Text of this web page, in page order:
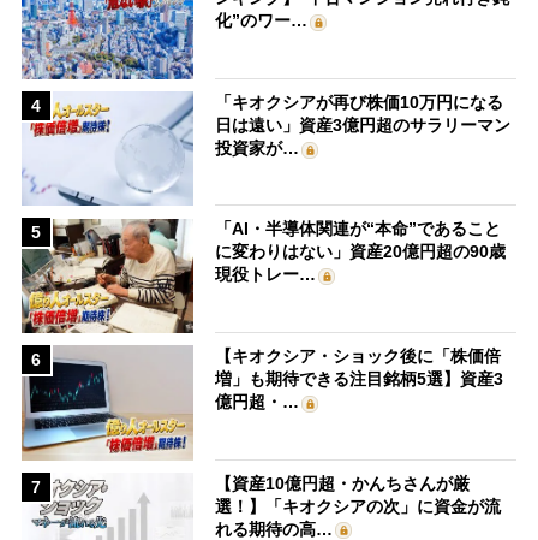
化”のワー…
4
「キオクシアが再び株価10万円になる
日は遠い」資産3億円超のサラリーマン
投資家が…
5
「AI・半導体関連が“本命”であること
に変わりはない」資産20億円超の90歳
現役トレー…
6
【キオクシア・ショック後に「株価倍
増」も期待できる注目銘柄5選】資産3
億円超・…
7
【資産10億円超・かんちさんが厳
選！】「キオクシアの次」に資金が流
れる期待の高…